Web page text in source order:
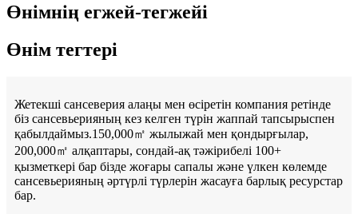
Өнімнің егжей-тегжейі
Өнім тегтері
Жетекші сансеверия алаңы мен өсіретін компания ретінде
біз сансевьерияның кез келген түрін жаппай тапсырыспен
қабылдаймыз.150,000㎡ жылыжай мен қондырғылар,
200,000㎡ алқаптары, сондай-ақ тәжірибелі 100+
қызметкері бар бізде жоғары сапалы және үлкен көлемде
сансевьерияның әртүрлі түрлерін жасауға барлық ресурстар
бар.